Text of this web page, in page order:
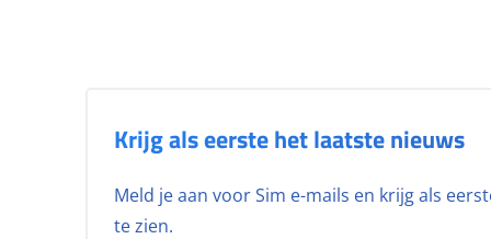
Krijg als eerste het laatste nieuws
Meld je aan voor Sim e-mails en krijg als
te zien.